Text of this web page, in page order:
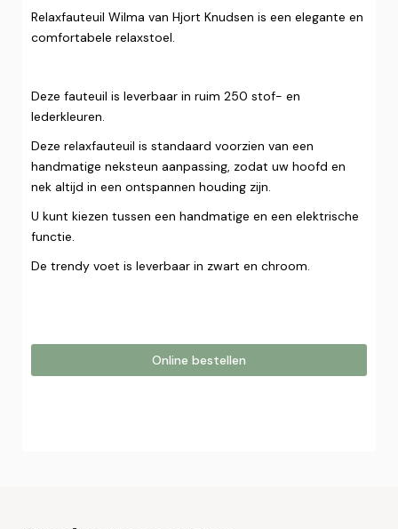
Relaxfauteuil Wilma van Hjort Knudsen is een elegante en
comfortabele relaxstoel.
Deze fauteuil is leverbaar in ruim 250 stof- en
lederkleuren.
Deze relaxfauteuil is standaard voorzien van een
handmatige neksteun aanpassing, zodat uw hoofd en
nek altijd in een ontspannen houding zijn.
U kunt kiezen tussen een handmatige en een elektrische
functie.
De trendy voet is leverbaar in zwart en chroom.
Online bestellen